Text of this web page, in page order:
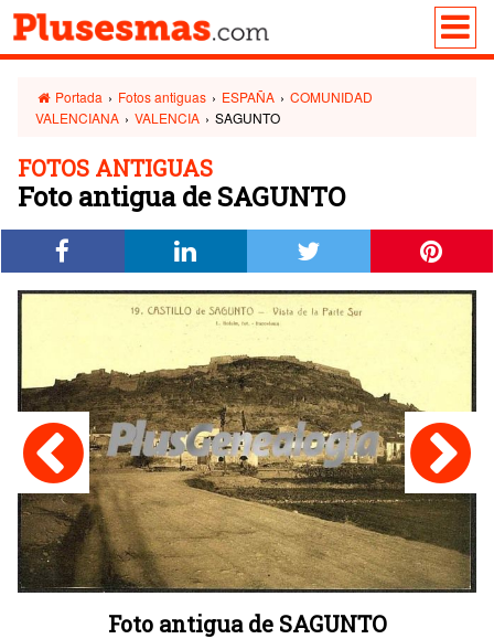
Portada › Fotos antiguas › ESPAÑA › COMUNIDAD
VALENCIANA › VALENCIA › SAGUNTO
FOTOS ANTIGUAS
Foto antigua de SAGUNTO
Foto antigua de SAGUNTO